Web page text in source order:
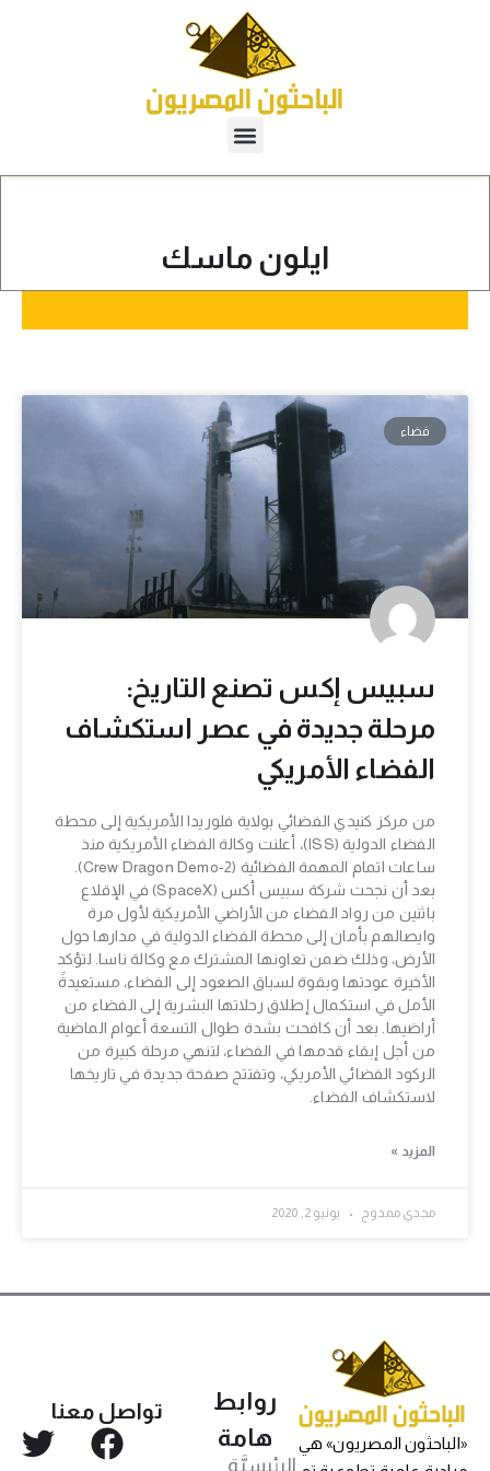
ايلون ماسك
فضاء
سبيس إكس تصنع التاريخ:
مرحلة جديدة في عصر استكشاف
الفضاء الأمريكي
من مركز كنيدي الفضائي بولاية فلوريدا الأمريكية إلى محطة
الفضاء الدولية (ISS)، أعلنت وكالة الفضاء الأمريكية منذ
ساعات اتمام المهمة الفضائية (Crew Dragon Demo-2).
بعد أن نجحت شركة سبيس أكس (SpaceX) في الإقلاع
باثنين من رواد الفضاء من الأراضي الأمريكية لأول مرة
وايصالهم بأمان إلى محطة الفضاء الدولية في مدارها حول
الأرض، وذلك ضمن تعاونها المشترك مع وكالة ناسا. لتؤكد
الأخيرة عودتها وبقوة لسباق الصعود إلى الفضاء، مستعيدةََ
الأمل في استكمال إطلاق رحلاتها البشرية إلى الفضاء من
أراضيها. بعد أن كافحت بشدة طوال التسعة أعوام الماضية
من أجل إبقاء قدمها في الفضاء، لتنهي مرحلة كبيرة من
الركود الفضائي الأمريكي، وتفتتح صفحة جديدة في تاريخها
لاستكشاف الفضاء.
المزيد »
مجدي ممدوح يونيو 2, 2020
«الباحثون المصريون» هي
روابط
هامة
الرئيسيَّة
تواصل معنا